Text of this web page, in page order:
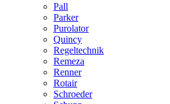
Pall
Parker
Purolator
Quincy
Regeltechnik
Remeza
Renner
Rotair
Schroeder